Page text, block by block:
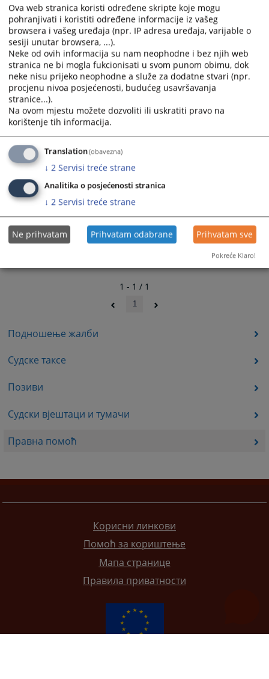
Подношење жалби
Судске таксе
Позиви
Судски вјештаци и тумачи
Правна помоћ
Пратећи документи
Списак адвоката са подручја Општине Градишка и
Србац
Списак адвоката - Република Српска
1 - 1 / 1
1
Корисни линкови
Помоћ за кориштење
Мапа странице
Правила приватности
Ova web stranica koristi određene skripte koje mogu
pohranjivati i koristiti određene informacije iz vašeg
browsera i vašeg uređaja (npr. IP adresa uređaja, varijable o
sesiji unutar browsera, ...).
Neke od ovih informacija su nam neophodne i bez njih web
stranica ne bi mogla fukcionisati u svom punom obimu, dok
neke nisu prijeko neophodne a služe za dodatne stvari (npr.
procjenu nivoa posjećenosti, budućeg usavršavanja
stranice...).
Na ovom mjestu možete dozvoliti ili uskratiti pravo na
korištenje tih informacija.
Translation(obavezna)
↓ 2 Servisi treće strane
Analitika o posjećenosti stranica
↓ 2 Servisi treće strane
Ne prihvatam Prihvatam odabrane Prihvatam sve
Pokreće Klaro!